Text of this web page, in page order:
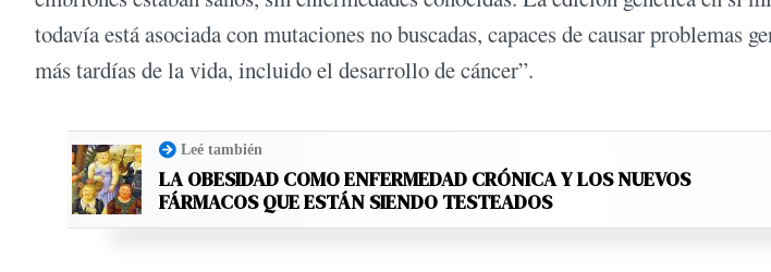
todavía está asociada con mutaciones no buscadas, capaces de causar problemas
más tardías de la vida, incluido el desarrollo de cáncer”.
Leé también
LA OBESIDAD COMO ENFERMEDAD CRÓNICA Y LOS NUEVOS
FÁRMACOS QUE ESTÁN SIENDO TESTEADOS